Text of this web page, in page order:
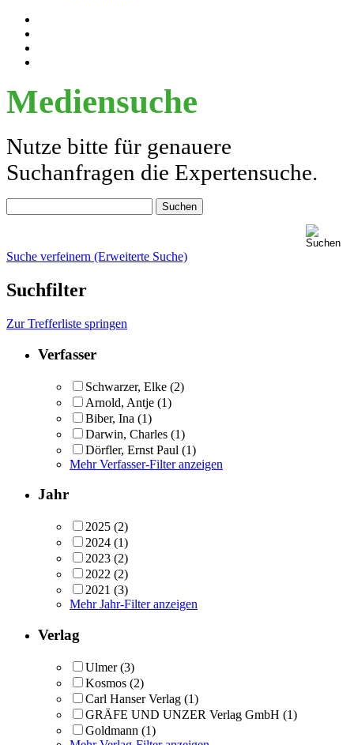
Mediensuche
Nutze bitte für genauere
Suchanfragen die Expertensuche.
Suche verfeinern (Erweiterte Suche)
Suchfilter
Zur Trefferliste springen
Verfasser
Schwarzer, Elke (2)
Arnold, Antje (1)
Biber, Ina (1)
Darwin, Charles (1)
Dörfler, Ernst Paul (1)
Mehr Verfasser-Filter anzeigen
Jahr
2025 (2)
2024 (1)
2023 (2)
2022 (2)
2021 (3)
Mehr Jahr-Filter anzeigen
Verlag
Ulmer (3)
Kosmos (2)
Carl Hanser Verlag (1)
GRÄFE UND UNZER Verlag GmbH (1)
Goldmann (1)